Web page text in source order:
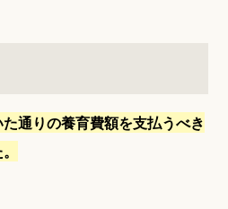
通りの養育費額を支払うべき